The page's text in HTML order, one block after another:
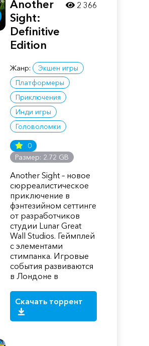
Another
Sight:
Definitive
Edition
Жанр:
Экшен игры
Платформеры
Приключения
Инди игры
Головоломки
0
Размер: 2.72 GB
Another Sight – новое
сюрреалистическое
приключение в
фэнтезийном сеттинге
от разработчиков
студии Lunar Great
Wall Studios. Геймплей
с элементами
стимпанка. Игровые
события развиваются
в Лондоне в
Скачать торрент
2 366